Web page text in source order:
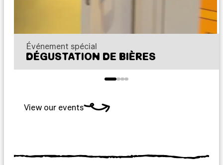
Événement spécial
DÉGUSTATION DE BIÈRES
View our events